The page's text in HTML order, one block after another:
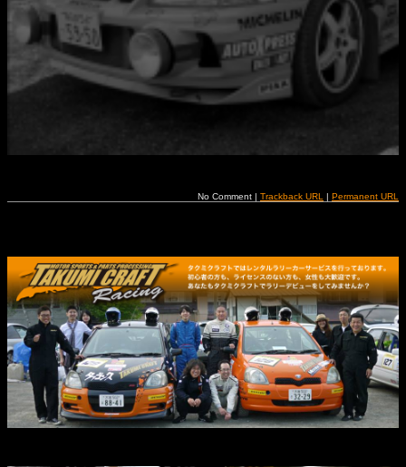
No Comment | Trackback URL | Permanent URL